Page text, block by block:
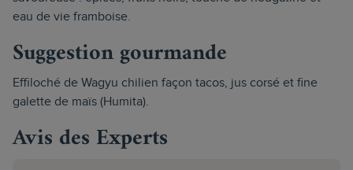
eau de vie framboise.
Suggestion gourmande
Effiloché de Wagyu chilien façon tacos, jus corsé et fine
galette de maïs (Humita).
Avis des Experts